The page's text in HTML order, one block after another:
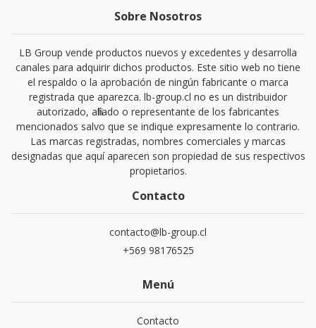
Sobre Nosotros
LB Group vende productos nuevos y excedentes y desarrolla
canales para adquirir dichos productos. Este sitio web no tiene
el respaldo o la aprobación de ningún fabricante o marca
registrada que aparezca. lb-group.cl no es un distribuidor
autorizado, afiliado o representante de los fabricantes
mencionados salvo que se indique expresamente lo contrario.
Las marcas registradas, nombres comerciales y marcas
designadas que aquí aparecen son propiedad de sus respectivos
propietarios.
Contacto
contacto@lb-group.cl
+569 98176525
Menú
Contacto